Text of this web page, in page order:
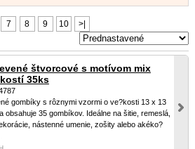
7 8 9 10 >|
štvorcové s motívom mix
35ks
gombíky s rôznymi vzormi o ve?kosti 13 x 13
obsahuje 35 gombíkov. Ideálne na šitie, remeslá,
nástenné umenie, zošity alebo akéko?